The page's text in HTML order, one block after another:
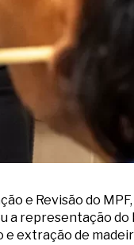
e Revisão do
a representação do
extração de